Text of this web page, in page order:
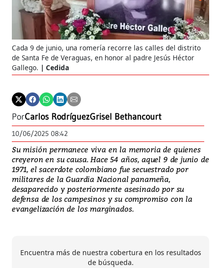
Cada 9 de junio, una romería recorre las calles del distrito
de Santa Fe de Veraguas, en honor al padre Jesús Héctor
Gallego.
Cedida
PorCarlos RodríguezGrisel Bethancourt
10/06/2025 08:42
Su misión permanece viva en la memoria de quienes
creyeron en su causa. Hace 54 años, aquel 9 de junio de
1971, el sacerdote colombiano fue secuestrado por
militares de la Guardia Nacional panameña,
desaparecido y posteriormente asesinado por su
defensa de los campesinos y su compromiso con la
evangelización de los marginados.
Encuentra más de nuestra cobertura en los resultados
de búsqueda.